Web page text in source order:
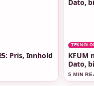
Pris, Innhold
KFUM
Dato,
5 MIN